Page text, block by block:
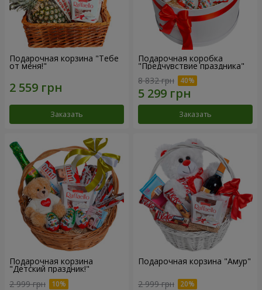
Подарочная корзина "Тебе
от меня!"
Заказать
Подарочная коробка
"Предчувствие праздника"
8 832 грн
Заказать
Подарочная корзина
"Детский праздник!"
2 999 грн
Подарочная корзина "Амур"
2 999 грн